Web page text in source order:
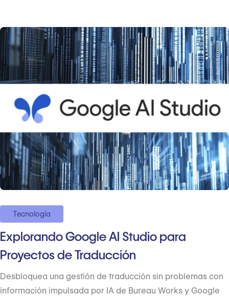
Tecnología
Explorando Google AI Studio para
Proyectos de Traducción
Desbloquea una gestión de traducción sin problemas con
información impulsada por IA de Bureau Works y Google